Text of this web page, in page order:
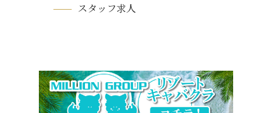
スタッフ求人